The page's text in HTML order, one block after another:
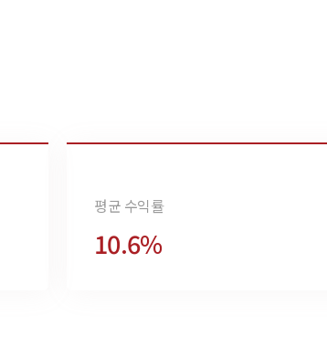
평균 수익률
10.6%